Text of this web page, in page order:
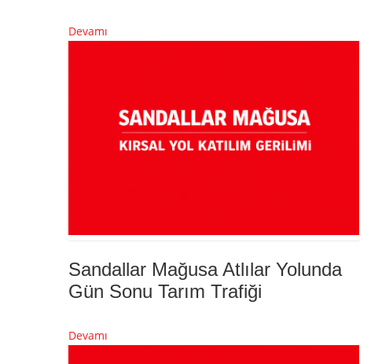
Devamı
Sandallar Mağusa Atlılar Yolunda
Gün Sonu Tarım Trafiği
Devamı